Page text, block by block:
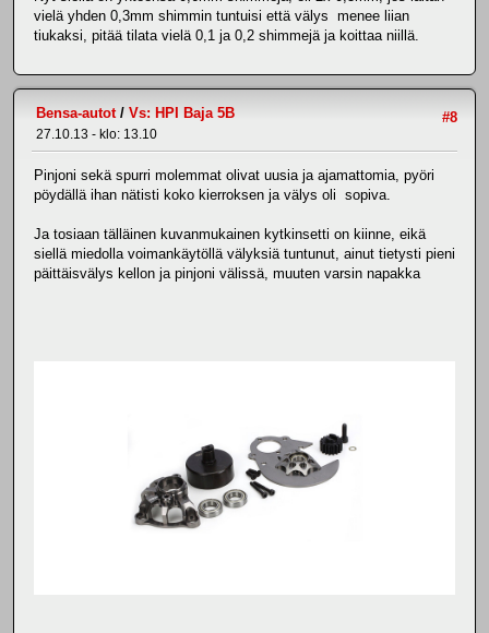
vielä yhden 0,3mm shimmin tuntuisi että välys menee liian
tiukaksi, pitää tilata vielä 0,1 ja 0,2 shimmejä ja koittaa niillä.
#8
Bensa-autot/ Vs: HPI Baja 5B
27.10.13 - klo: 13.10
Pinjoni sekä spurri molemmat olivat uusia ja ajamattomia, pyöri
pöydällä ihan nätisti koko kierroksen ja välys oli sopiva.
Ja tosiaan tälläinen kuvanmukainen kytkinsetti on kiinne, eikä
siellä miedolla voimankäytöllä välyksiä tuntunut, ainut tietysti pieni
päittäisvälys kellon ja pinjoni välissä, muuten varsin napakka